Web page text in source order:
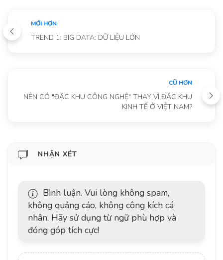
MỚI HƠN
TREND 1: BIG DATA: DỮ LIỆU LỚN
CŨ HƠN
NÊN CÓ "ĐẶC KHU CÔNG NGHỆ" THAY VÌ ĐẶC KHU
KINH TẾ Ở VIỆT NAM?
NHẬN XÉT
Bình luận. Vui lòng không spam,
không quảng cáo, không công kích cá
nhân. Hãy sử dụng từ ngữ phù hợp và
đóng góp tích cực!